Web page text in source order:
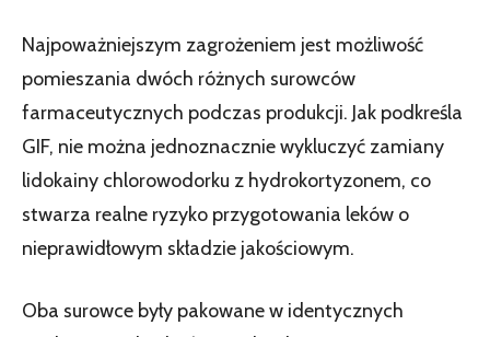
Najpoważniejszym zagrożeniem jest możliwość
pomieszania dwóch różnych surowców
farmaceutycznych podczas produkcji. Jak podkreśla
GIF, nie można jednoznacznie wykluczyć zamiany
lidokainy chlorowodorku z hydrokortyzonem, co
stwarza realne ryzyko przygotowania leków o
nieprawidłowym składzie jakościowym.
Oba surowce były pakowane w identycznych